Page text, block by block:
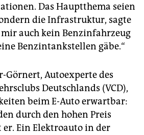
Das Hauptthema seien
die Infrastruktur, sagte
mir auch kein Benzinfahrzeug
Benzintankstellen gäbe.“
Görnert, Autoexperte des
Deutschlands (VCD),
beim E-Auto erwartbar:
durch den hohen Preis
er. Ein Elektroauto in der